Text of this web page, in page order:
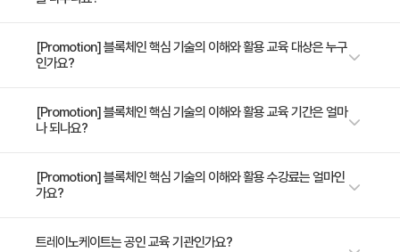
- RPC, Web3.js를 활용한 Dapp 개발(실습)
비트코인과 이더리움의 개괄적 분석을 통해 블록체인의 대표적인 알고리즘
과 특성에 대해 이해함 블록체인 기반 기술을 구축하고 실행에 대한 개념을
을 구축하고 송금할 수 있는 간단한 샘플 응용 프로그램을 실습함
[Promotion] 블록체인 핵심 기술의 이해와 활용 교육 대상은 누구
인가요?
블록체인에 대한 기본기를 익히고 싶으신 분 고급 블록체인 개발자를 계획중
인 분 블록체인 분야 기획자
[Promotion] 블록체인 핵심 기술의 이해와 활용 교육 기간은 얼마
나 되나요?
2일 과정입니다. 상세 일정은 교육 페이지에서 확인하실 수 있습니다.
[Promotion] 블록체인 핵심 기술의 이해와 활용 수강료는 얼마인
가요?
수강료는 800,000원(VAT 별도)입니다. 고용보험 환급 및 기업 할인 혜택
트레이노케이트는 공인 교육 기관인가요?